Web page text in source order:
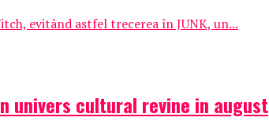
evitând astfel trecerea în JUNK, un...
univers cultural revine in august